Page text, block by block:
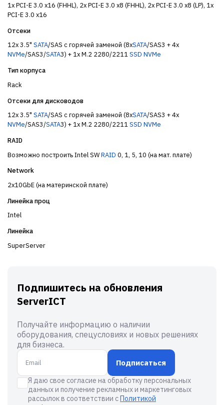
1x PCI-E 3.0 x16 (FHHL), 2x PCI-E 3.0 x8 (FHHL), 2x PCI-E 3.0 x8 (LP), 1x
PCI-E 3.0 x16
Отсеки
12x 3.5" SATA/SAS с горячей заменой (8xSATA/SAS3 + 4x
NVMe/SAS3/SATA3) + 1x M.2 2280/2211SSD NVMe
Тип корпуса
Rack
Отсеки для дисководов
12x 3.5" SATA/SAS с горячей заменой (8xSATA/SAS3 + 4x
NVMe/SAS3/SATA3) + 1x M.2 2280/2211SSD NVMe
RAID
Возможно построить Intel SWRAID 0, 1, 5, 10 (на мат. плате)
Network
2x10GbE (на материнской плате)
Линейка проц
Intel
Линейка
SuperServer
Подпишитесь на обновления
ServerICT
Получайте информацию о наличии
оборудования, спецусловиях и новых решениях
для бизнеса.
Подписаться
Я даю свое согласие на обработку персональных
данных и получение рекламных и маркетинговых
рассылок в соответствии сПолитикой